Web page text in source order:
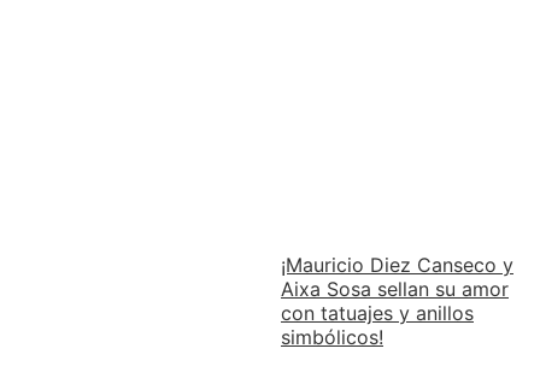
¡Mauricio Diez Canseco y
Aixa Sosa sellan su amor
con tatuajes y anillos
simbólicos!